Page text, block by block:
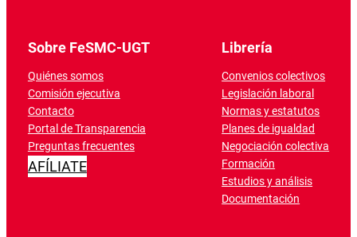
Sobre FeSMC-UGT
Quiénes somos
Comisión ejecutiva
Contacto
Portal de Transparencia
Preguntas frecuentes
AFÍLIATE
Librería
Convenios colectivos
Legislación laboral
Normas y estatutos
Planes de igualdad
Negociación colectiva
Formación
Estudios y análisis
Documentación